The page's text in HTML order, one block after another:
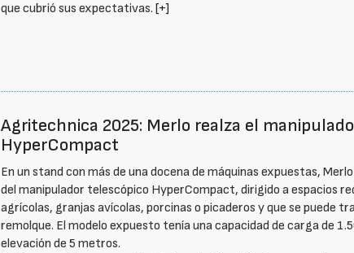
que cubrió sus expectativas.[+]
Agritechnica 2025: Merlo realza el
HyperCompact
En un stand con más de una docena de máquinas expuestas,
del manipulador telescópico HyperCompact, dirigido a espacios
agrícolas, granjas avícolas, porcinas o picaderos y que se puede
remolque. El modelo expuesto tenía una capacidad de carga de
elevación de 5 metros.